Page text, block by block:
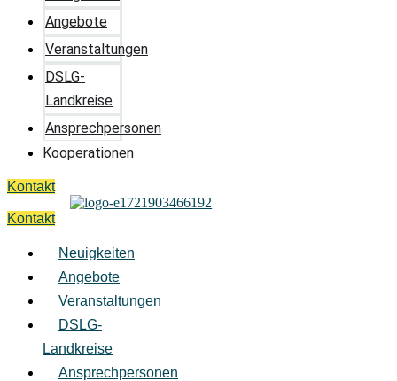
Angebote
Veranstaltungen
DSLG-
Landkreise
Ansprechpersonen
Kooperationen
Kontakt
Kontakt
Neuigkeiten
Angebote
Veranstaltungen
DSLG-
Landkreise
Ansprechpersonen